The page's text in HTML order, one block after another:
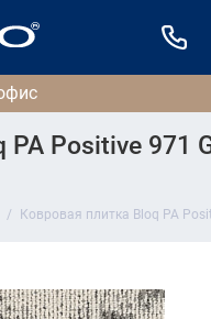
PA Positive
Ковровая плитка Bloq PA